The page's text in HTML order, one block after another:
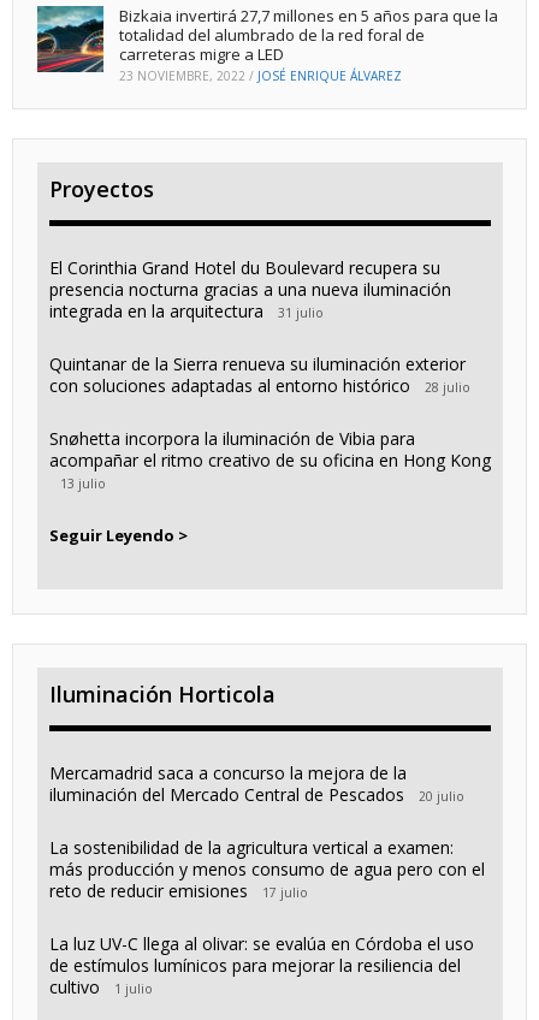
Bizkaia invertirá 27,7 millones en 5 años para que la
totalidad del alumbrado de la red foral de
carreteras migre a LED
23 NOVIEMBRE, 2022 / JOSÉ ENRIQUE ÁLVAREZ
Proyectos
El Corinthia Grand Hotel du Boulevard recupera su
presencia nocturna gracias a una nueva iluminación
integrada en la arquitectura
31 julio
Quintanar de la Sierra renueva su iluminación exterior
con soluciones adaptadas al entorno histórico
28 julio
Snøhetta incorpora la iluminación de Vibia para
acompañar el ritmo creativo de su oficina en Hong Kong
13 julio
Seguir Leyendo >
Iluminación Horticola
Mercamadrid saca a concurso la mejora de la
iluminación del Mercado Central de Pescados
20 julio
La sostenibilidad de la agricultura vertical a examen:
más producción y menos consumo de agua pero con el
reto de reducir emisiones
17 julio
La luz UV-C llega al olivar: se evalúa en Córdoba el uso
de estímulos lumínicos para mejorar la resiliencia del
cultivo
1 julio